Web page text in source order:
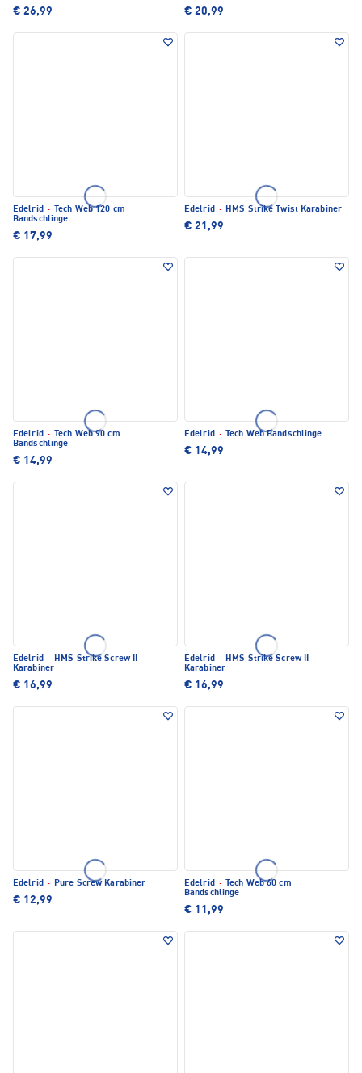
€ 26,99 € 20,99
Edelrid ·
Tech Web 120 cm
Bandschlinge
€ 17,99
Edelrid · HMS Strike Twist Karabiner
€ 21,99
Edelrid ·
Tech Web 90 cm
Bandschlinge
€ 14,99
Edelrid · Tech Web Bandschlinge
€ 14,99
Edelrid · HMS Strike Screw II
Karabiner
€ 16,99
Edelrid · HMS Strike Screw II
Karabiner
€ 16,99
Edelrid · Pure Screw Karabiner
€ 12,99
Edelrid ·
Tech Web 60 cm
Bandschlinge
€ 11,99